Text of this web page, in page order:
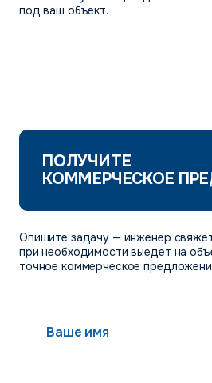
под ваш объект.
ПОЛУЧИТЕ
КОММЕРЧЕСКОЕ
Опишите задачу — инженер
при необходимости выедет на
точное коммерческое
Ваше имя